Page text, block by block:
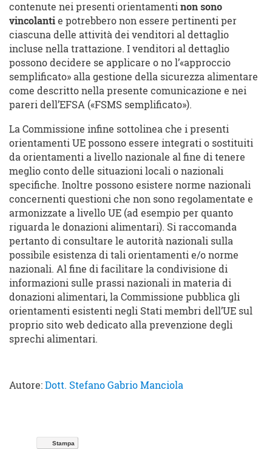
contenute nei presenti orientamenti non sono
vincolanti e potrebbero non essere pertinenti per
ciascuna delle attività dei venditori al dettaglio
incluse nella trattazione. I venditori al dettaglio
possono decidere se applicare o no l’«approccio
semplificato» alla gestione della sicurezza alimentare
come descritto nella presente comunicazione e nei
pareri dell’EFSA («FSMS semplificato»).
La Commissione infine sottolinea che i presenti
orientamenti UE possono essere integrati o sostituiti
da orientamenti a livello nazionale al fine di tenere
meglio conto delle situazioni locali o nazionali
specifiche. Inoltre possono esistere norme nazionali
concernenti questioni che non sono regolamentate e
armonizzate a livello UE (ad esempio per quanto
riguarda le donazioni alimentari). Si raccomanda
pertanto di consultare le autorità nazionali sulla
possibile esistenza di tali orientamenti e/o norme
nazionali. Al fine di facilitare la condivisione di
informazioni sulle prassi nazionali in materia di
donazioni alimentari, la Commissione pubblica gli
orientamenti esistenti negli Stati membri dell’UE sul
proprio sito web dedicato alla prevenzione degli
sprechi alimentari.
Autore: Dott. Stefano Gabrio Manciola
Stampa